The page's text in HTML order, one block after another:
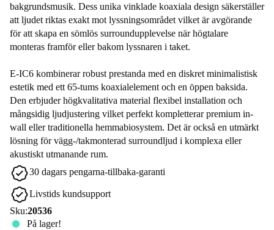
bakgrundsmusik. Dess unika vinklade koaxiala design säkerställer
att ljudet riktas exakt mot lyssningsområdet vilket är avgörande
för att skapa en sömlös surroundupplevelse när högtalare
monteras framför eller bakom lyssnaren i taket.
E-IC6 kombinerar robust prestanda med en diskret minimalistisk
estetik med ett 65-tums koaxialelement och en öppen baksida.
Den erbjuder högkvalitativa material flexibel installation och
mångsidig ljudjustering vilket perfekt kompletterar premium in-
wall eller traditionella hemmabiosystem. Det är också en utmärkt
lösning för vägg-/takmonterad surroundljud i komplexa eller
akustiskt utmanande rum.
30 dagars pengarna-tillbaka-garanti
Livstids kundsupport
Sku:20536
På lager!